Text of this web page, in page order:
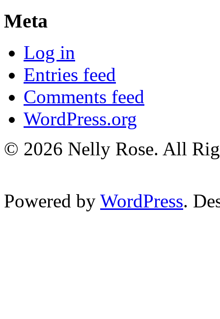
Meta
Log in
Entries feed
Comments feed
WordPress.org
© 2026 Nelly Rose. All
Powered by WordPress.